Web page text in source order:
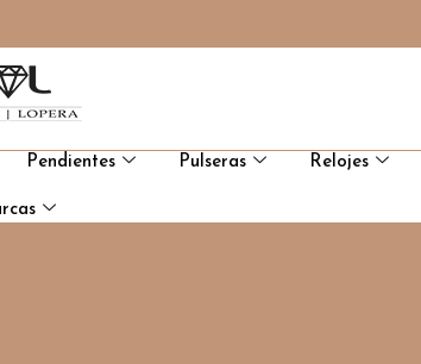
Pendientes Pulseras Relojes